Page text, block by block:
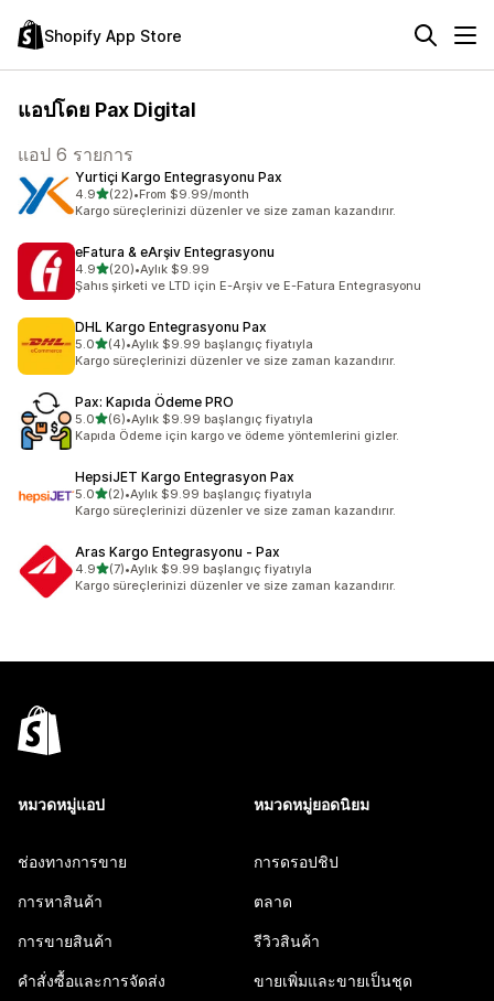
Shopify App Store
แอปโดย Pax Digital
แอป 6 รายการ
Yurtiçi Kargo Entegrasyonu Pax
4.9เต็ม 5 ดาว
(22)
ทั้งหมด 22 รีวิว
•From $9.99/month
Kargo süreçlerinizi düzenler ve size zaman kazandırır.
eFatura & eArşiv Entegrasyonu
4.9เต็ม 5 ดาว
(20)
ทั้งหมด 20 รีวิว
•Aylık $9.99
Şahıs şirketi ve LTD için E-Arşiv ve E-Fatura Entegrasyonu
DHL Kargo Entegrasyonu Pax
5.0เต็ม 5 ดาว
(4)
ทั้งหมด 4 รีวิว
•Aylık $9.99 başlangıç fiyatıyla
Kargo süreçlerinizi düzenler ve size zaman kazandırır.
Pax: Kapıda Ödeme PRO
5.0เต็ม 5 ดาว
(6)
ทั้งหมด 6 รีวิว
•Aylık $9.99 başlangıç fiyatıyla
Kapıda Ödeme için kargo ve ödeme yöntemlerini gizler.
HepsiJET Kargo Entegrasyon Pax
5.0เต็ม 5 ดาว
(2)
ทั้งหมด 2 รีวิว
•Aylık $9.99 başlangıç fiyatıyla
Kargo süreçlerinizi düzenler ve size zaman kazandırır.
Aras Kargo Entegrasyonu ‑ Pax
4.9เต็ม 5 ดาว
(7)
ทั้งหมด 7 รีวิว
•Aylık $9.99 başlangıç fiyatıyla
Kargo süreçlerinizi düzenler ve size zaman kazandırır.
หมวดหมู่แอป
ช่องทางการขาย
การหาสินค้า
การขายสินค้า
คำสั่งซื้อและการจัดส่ง
หมวดหมู่ยอดนิยม
การดรอปชิป
ตลาด
รีวิวสินค้า
ขายเพิ่มและขายเป็นชุด